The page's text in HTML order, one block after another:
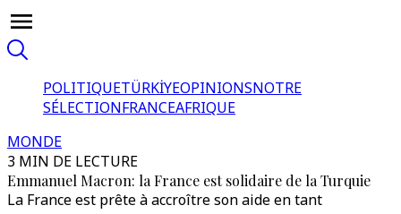
POLITIQUETÜRKİYEOPINIONSNOTRE
SÉLECTIONFRANCEAFRIQUE
MONDE
3 MIN DE LECTURE
Emmanuel Macron: la France est solidaire de la Turquie
La France est prête à accroître son aide en tant